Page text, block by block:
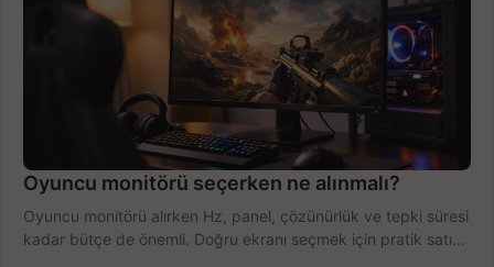
Oyuncu monitörü seçerken ne alınmalı?
Oyuncu monitörü alırken Hz, panel, çözünürlük ve tepki süresi
kadar bütçe de önemli. Doğru ekranı seçmek için pratik satın